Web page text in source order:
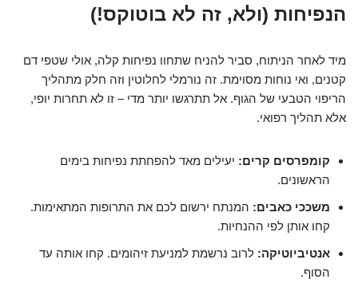
הנפיחות (ולא, זה לא בוטוקס!)
מיד לאחר הניתוח, סביר להניח שתחוו נפיחות קלה, אולי שטפי דם
קטנים, ואי נוחות מסוימת. זה נורמלי לחלוטין וזה חלק מתהליך
הריפוי הטבעי של הגוף. אל תתרגשו יותר מדי – זו לא תחרות יופי,
אלא תהליך רפואי.
קומפרסים קרים: יעילים מאד להפחתת נפיחות בימים
הראשונים.
משככי כאבים: המנתח ירשום לכם את התרופות המתאימות.
קחו אותן לפי ההנחיות.
אנטיביוטיקה: לרוב נרשמת למניעת זיהומים. קחו אותה עד
הסוף.